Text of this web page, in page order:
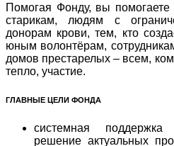
Помогая Фонду, вы помогаете
старикам, людям с
донорам крови, тем, кто
юным волонтёрам,
домов престарелых – всем,
тепло, участие.
ГЛАВНЫЕ ЦЕЛИ ФОНДА
системная поддержка
решение актуальных